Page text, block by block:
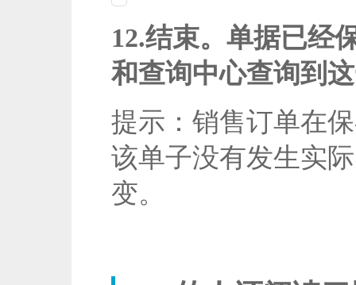
12.结束。单据已经
和查询中心查询到
提示：销售订单在
该单子没有发生实
变。